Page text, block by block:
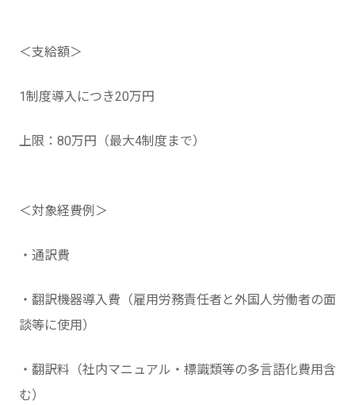
＜支給額＞
1制度導入につき20万円
上限：80万円（最大4制度まで）
＜対象経費例＞
・通訳費
・翻訳機器導入費（雇用労務責任者と外国人労働者の面
談等に使用）
・翻訳料（社内マニュアル・標識類等の多言語化費用含
む）